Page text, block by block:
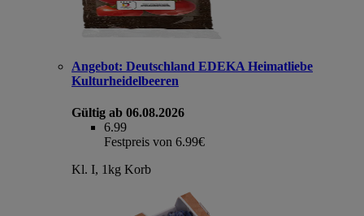
Angebot: Deutschland EDEKA Heimatliebe
Kulturheidelbeeren
Gültig ab 06.08.2026
6.99
Festpreis von 6.99€
Kl. I, 1kg Korb